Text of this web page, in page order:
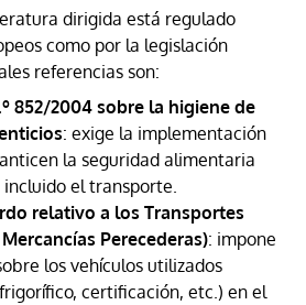
dirigida está regulado
como por la legislación
referencias son:
852/2004 sobre la higiene de
: exige la implementación
la seguridad alimentaria
el transporte.
relativo a los Transportes
Perecederas): impone
los vehículos utilizados
certificación, etc.) en el